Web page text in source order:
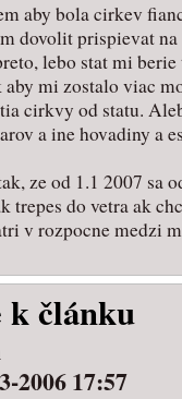
aby bola cirkev
dovolit prispievat
lebo stat mi
mi zostalo viac
cirkvy od statu.
a ine hovadiny a
ze od 1.1 2007 sa
trepes do vetra ak
v rozpocne medzi
k článku
2006 17:57